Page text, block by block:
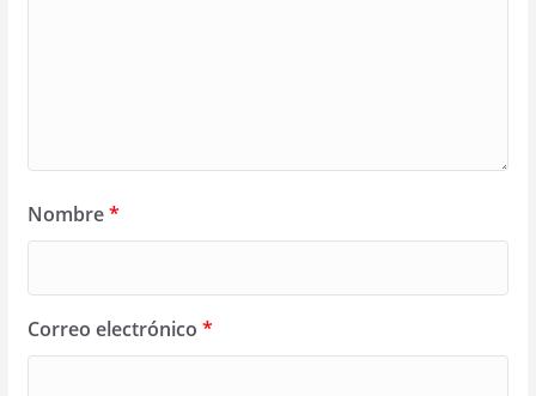
Nombre*
Correo electrónico *